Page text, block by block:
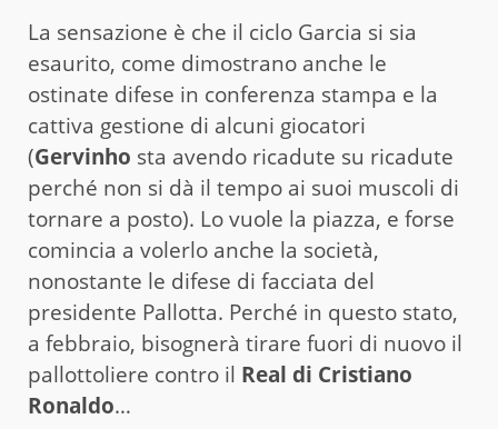
La sensazione è che il ciclo Garcia si sia
esaurito, come dimostrano anche le
ostinate difese in conferenza stampa e la
cattiva gestione di alcuni giocatori
(Gervinho sta avendo ricadute su ricadute
perché non si dà il tempo ai suoi muscoli di
tornare a posto). Lo vuole la piazza, e forse
comincia a volerlo anche la società,
nonostante le difese di facciata del
presidente Pallotta. Perché in questo stato,
a febbraio, bisognerà tirare fuori di nuovo il
pallottoliere contro il Real di Cristiano
Ronaldo…